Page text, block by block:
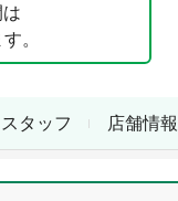
。
スタッフ 店舗情報